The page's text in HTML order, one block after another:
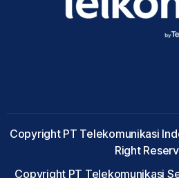
Copyright PT Telekomunikasi
Right
Copyright PT Telekomunikasi